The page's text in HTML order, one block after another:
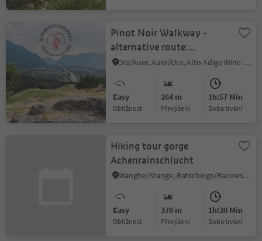
Pinot Noir Walkway -
alternative route:
Auer/Ora -
Auer/Ora
Ora/Auer, Auer/Ora, Alto Adige Wine Road
Easy
Obtížnost
264 m
Převýšení
1h:57 Min
doba trvání
Hiking tour gorge
Achenrainschlucht
Stanghe/Stange, Ratschings/Racines, Sterzing/Vipiteno and environs
Easy
Obtížnost
370 m
Převýšení
1h:30 Min
doba trvání